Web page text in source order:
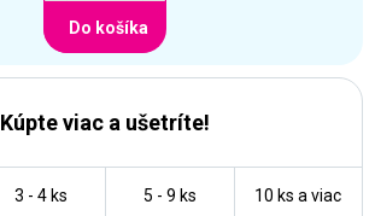
Do košíka
Kúpte viac a ušetríte!
10 ks a viac
5 - 9 ks
3 - 4 ks